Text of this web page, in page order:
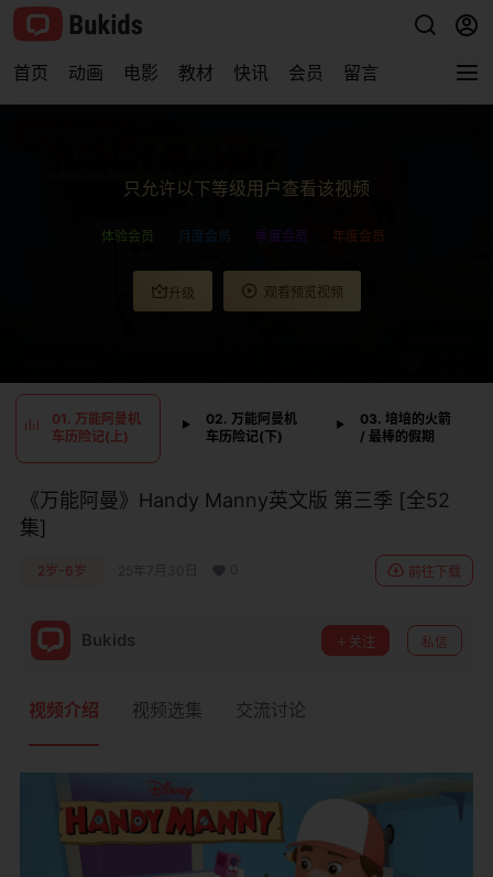
首页 动画 电影 教材 快讯 会员 留言
只允许以下等级用户查看该视频
体验会员 月度会员 季度会员 年度会员
升级 观看预览视频
01. 万能阿曼机
车历险记(上)
02. 万能阿曼机
车历险记(下)
03. 培培的火箭
/ 最棒的假期
《万能阿曼》Handy Manny英文版 第三季 [全52
集]
2岁-6岁 25年7月30日 前往下载
Bukids 关注 私信
视频介绍 视频选集 交流讨论